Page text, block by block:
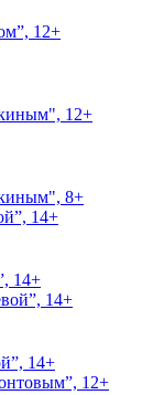
12+
12+
8+
14+
14+